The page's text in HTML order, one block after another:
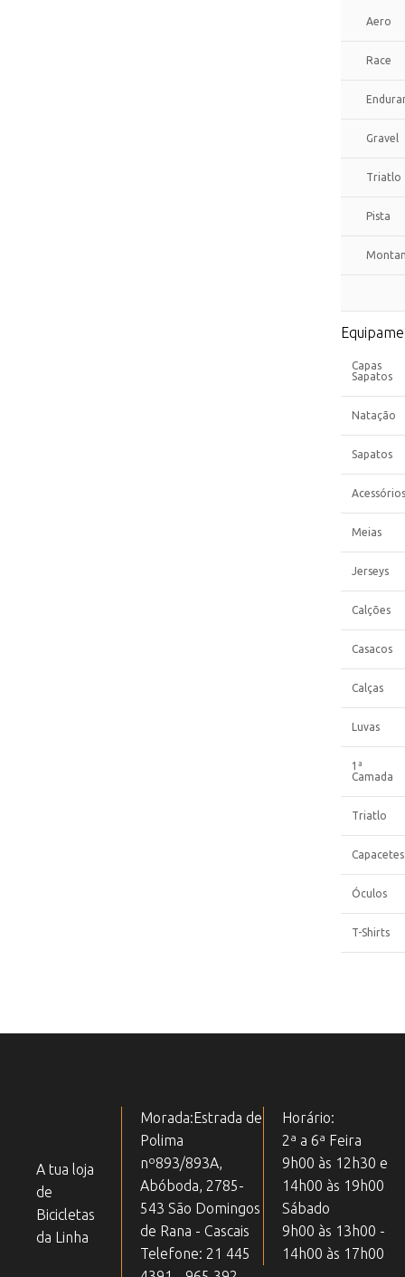
Aero
Race
Gravel
Triatlo
Pista
Capas
Sapatos
Natação
Sapatos
Acessórios
Meias
Jerseys
Calções
Casacos
Calças
Luvas
1ª
Camada
Triatlo
Capacetes
Óculos
T-Shirts
A tua loja
de
Bicicletas
da Linha
Horário:
2ª a 6ª Feira
9h00 às 12h30 e
14h00 às 19h00
Sábado
9h00 às 13h00 -
14h00 às 17h00
Morada:Estrada de
Polima
nº893/893A,
Abóboda, 2785-
543 São Domingos
de Rana - Cascais
Telefone: 21 445